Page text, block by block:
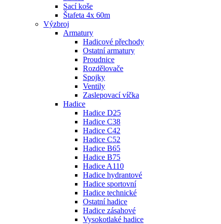
Sací koše
Štafeta 4x 60m
Výzbroj
Armatury
Hadicové přechody
Ostatní armatury
Proudnice
Rozdělovače
Spojky
Ventily
Zaslepovací víčka
Hadice
Hadice D25
Hadice C38
Hadice C42
Hadice C52
Hadice B65
Hadice B75
Hadice A110
Hadice hydrantové
Hadice sportovní
Hadice technické
Ostatní hadice
Hadice zásahové
Vysokotlaké hadice